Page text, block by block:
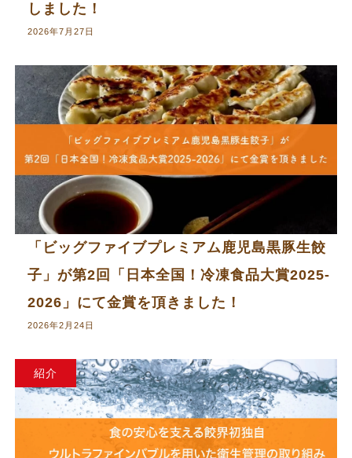
しました！
2026年7月27日
「ビッグファイブプレミアム鹿児島黒豚生餃
子」が第2回「日本全国！冷凍食品大賞2025-
2026」にて金賞を頂きました！
2026年2月24日
紹介